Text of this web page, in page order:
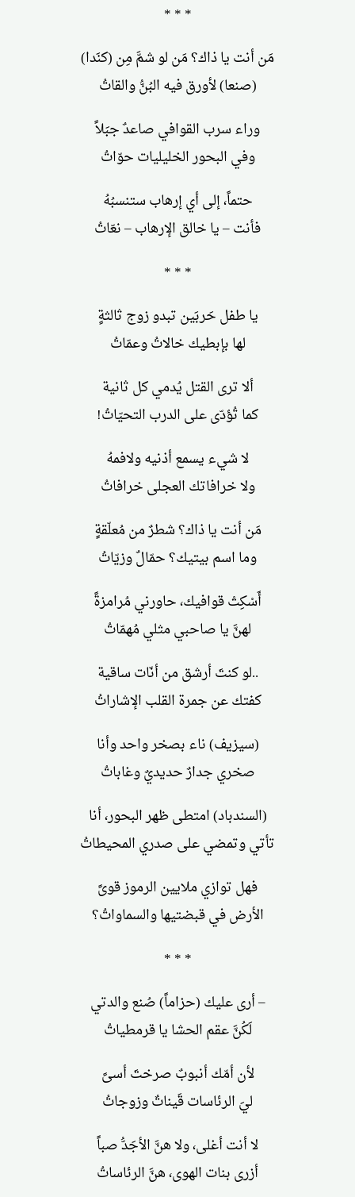
* * *
مَن أنت يا ذاك؟ مَن لو شمَّ مِن (كنَدا)
(صنعا) لأورق فيه البُنُّ والقاتُ
وراء سرب القوافي صاعدٌ جبَلاً
وفي البحور الخليليات حوّاتُ
حتماً، إلى أي إرهاب ستنسبُهُ
فأنت – يا خالق الإرهاب – نعّاتُ
* * *
يا طفل حَربَين تبدو زوج ثالثةٍ
لها بإبطيك خالاتُ وعمّاتُ
ألا ترى القتل يُدمي كل ثانية
كما تُؤدّى على الدرب التحيّاتُ!
لا شيء يسمع أذنيه ولافمهُ
ولا خرافاتك العجلى خرافاتُ
مَن أنت يا ذاك؟ شطرٌ من مُعلّقةٍ
وما اسم بيتيك؟ حمّالٌ وزيّاتُ
أَسْكِتْ قوافيك، حاورني مُرامزةً
لهنَّ يا صاحبي مثلي مُهمّاتُ
..لو كنتَ أرشق من أنّات ساقية
كفتك عن جمرة القلب الإشاراتُ
(سيزيف) ناء بصخر واحد وأنا
صخري جدارٌ حديديٌ وغاباتُ
(السندباد) امتطى ظهر البحور، أنا
تأتي وتمضي على صدري المحيطاتُ
فهل توازي ملايين الرموز قوىً
الأرض في قبضتيها والسماواتُ؟
* * *
– أرى عليك (حزاماً) صُنع والدتي
لَكُنَّ عقم الحشا يا قرمطياتُ
لأن أمّك أنبوبٌ صرختَ أسىً
ليَ الرئاسات قَيناتٌ وزوجاتُ
لا أنت أغلى، ولا هنَّ الأجَدُّ صباً
أزرى بنات الهوى، هنَّ الرئاساتُ